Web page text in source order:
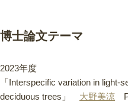
博士論文テーマ
2023年度
「Interspecific variation in light-
deciduous trees」 大野美涼